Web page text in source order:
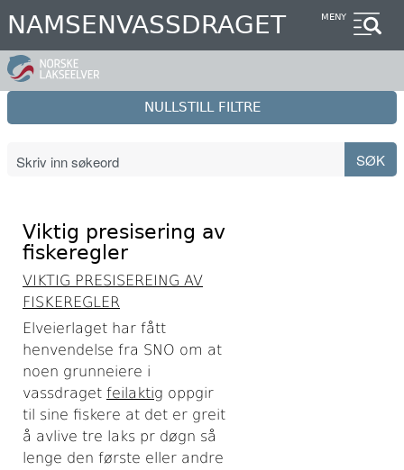
Hopp
til
hovedinnhold
NAMSENVASSDRAGET MENY
NULLSTILL FILTRE
Viktig presisering av
fiskeregler
VIKTIG PRESISEREING AV
FISKEREGLER
Elveierlaget har fått
henvendelse fra SNO om at
noen grunneiere i
vassdraget feilaktig oppgir
til sine fiskere at det er greit
å avlive tre laks pr døgn så
lenge den første eller andre